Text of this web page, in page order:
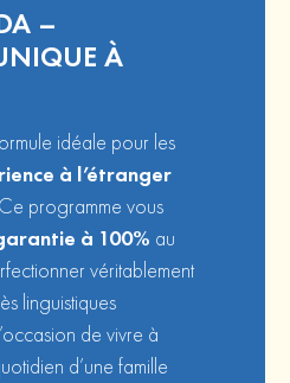
–
À
idéale pour les
à l’étranger
programme vous
à 100% au
véritablement
linguistiques
de vivre à
d’une famille